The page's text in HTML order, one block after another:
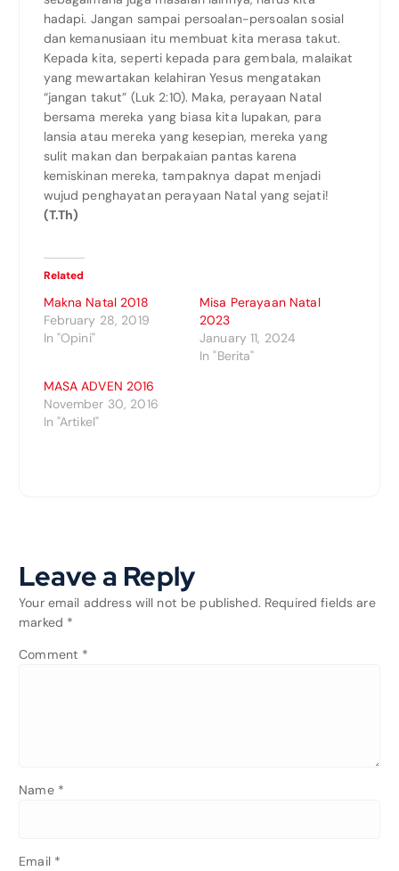
hadapi. Jangan sampai persoalan-persoalan sosial
dan kemanusiaan itu membuat kita merasa takut.
Kepada kita, seperti kepada para gembala, malaikat
yang mewartakan kelahiran Yesus mengatakan
“jangan takut” (Luk 2:10). Maka, perayaan Natal
bersama mereka yang biasa kita lupakan, para
lansia atau mereka yang kesepian, mereka yang
sulit makan dan berpakaian pantas karena
kemiskinan mereka, tampaknya dapat menjadi
wujud penghayatan perayaan Natal yang sejati!
(T.Th)
Related
Makna Natal 2018
February 28, 2019
In "Opini"
Misa Perayaan Natal
2023
January 11, 2024
In "Berita"
MASA ADVEN 2016
November 30, 2016
In "Artikel"
Leave a Reply
Your email address will not be published. Required fields are
marked *
Comment *
Name *
Email *